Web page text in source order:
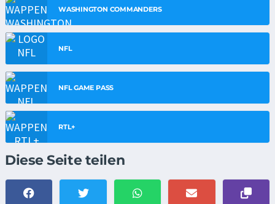
WASHINGTON COMMANDERS
NFL
NFL GAME PASS
RTL+
Diese Seite teilen